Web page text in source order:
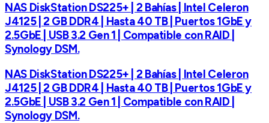
NAS DiskStation DS225+ | 2 Bahías | Intel Celeron
J4125 | 2 GB DDR4 | Hasta 40 TB | Puertos 1GbE y
2.5GbE | USB 3.2 Gen 1 | Compatible con RAID |
Synology DSM.
NAS DiskStation DS225+ | 2 Bahías | Intel Celeron
J4125 | 2 GB DDR4 | Hasta 40 TB | Puertos 1GbE y
2.5GbE | USB 3.2 Gen 1 | Compatible con RAID |
Synology DSM.